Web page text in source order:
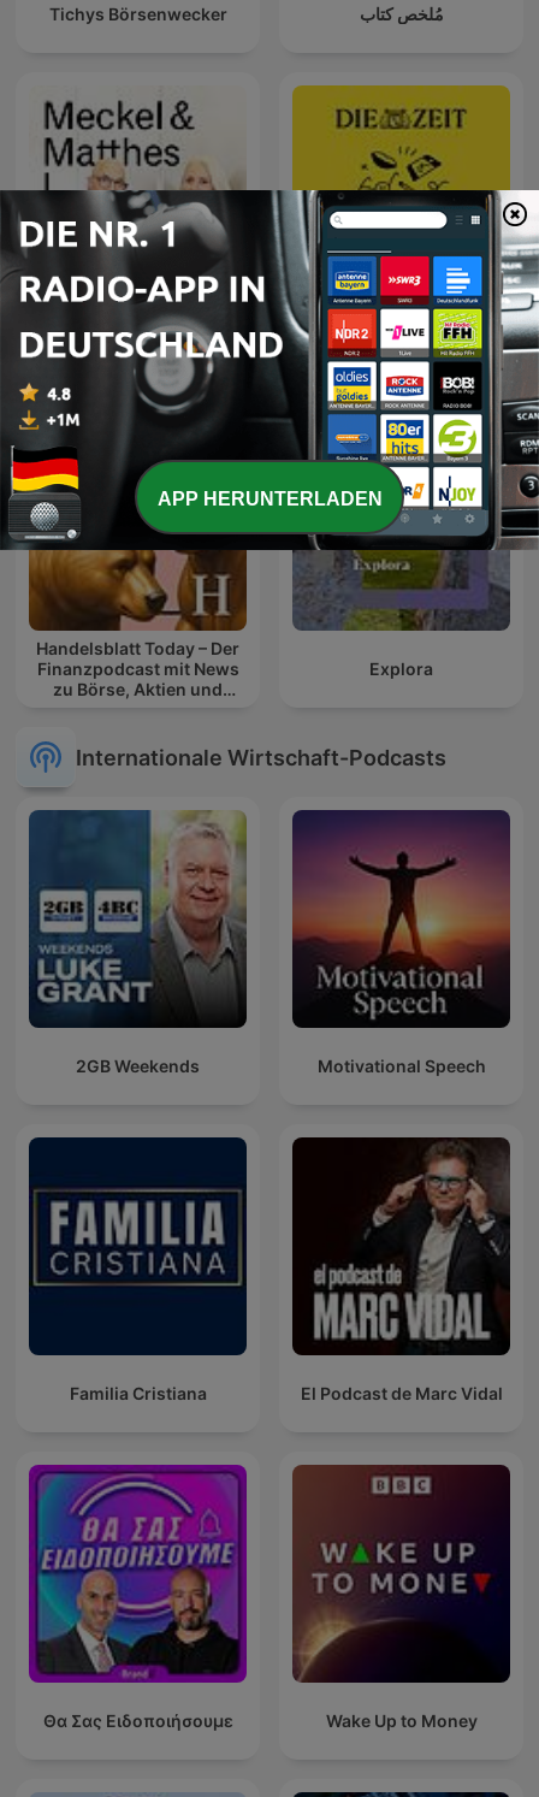
Tichys Börsenwecker مُلخص كتاب
Meckel & Matthes Frisch an die Arbeit
Handelsblatt Today – Der
Finanzpodcast mit News
zu Börse, Aktien und
Explora
Internationale Wirtschaft-Podcasts
2GB Weekends Motivational Speech
Familia Cristiana El Podcast de Marc Vidal
Θα Σας Ειδοποιήσουμε Wake Up to Money
APP HERUNTERLADEN